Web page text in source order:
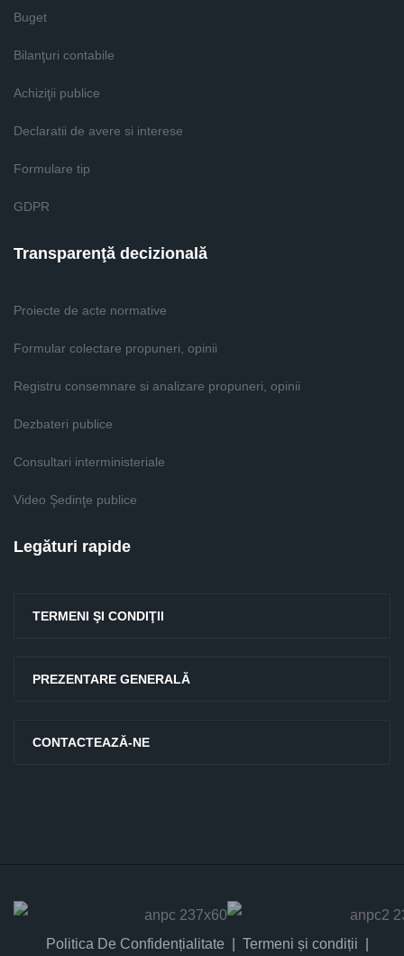
Buget
Bilanţuri contabile
Achiziţii publice
Declaratii de avere si interese
Formulare tip
GDPR
Transparenţă decizională
Proiecte de acte normative
Formular colectare propuneri, opinii
Registru consemnare si analizare propuneri, opinii
Dezbateri publice
Consultari interministeriale
Video Şedinţe publice
Legături rapide
TERMENI ŞI CONDIŢII
PREZENTARE GENERALĂ
CONTACTEAZĂ-NE
Politica De Confidențialitate Termeni și condiții